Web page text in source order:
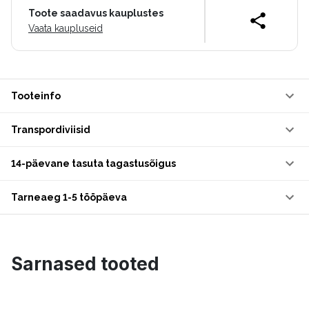
Toote saadavus kauplustes
Vaata kaupluseid
Tooteinfo
Transpordiviisid
14-päevane tasuta tagastusõigus
Tarneaeg 1-5 tööpäeva
Sarnased tooted